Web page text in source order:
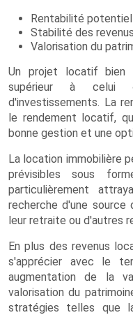
Rentabilité
Stabilité des revenus
Valorisation du
Un projet locatif bien
supérieur à celui
d'investissements. La
le rendement locatif,
bonne gestion et une
La location immobilière
prévisibles sous
particulièrement
recherche d'une
leur retraite ou d'autres
En plus des revenus
s'apprécier avec le
augmentation de la
valorisation du
stratégies telles que